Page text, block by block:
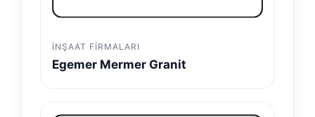
İNŞAAT FIRMALARI
Egemer Mermer Granit